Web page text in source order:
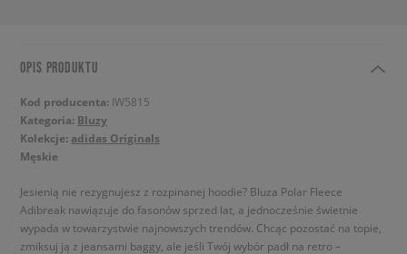
OPIS PRODUKTU
Kod producenta: IW5815
Kategoria: Bluzy
Kolekcje: adidas Originals
Męskie
Jesienią nie rezygnujesz z rozpinanej hoodie? Bluza Polar Fleece
Adibreak nawiązuje do fasonów sprzed lat, a jednocześnie świetnie
wypada w towarzystwie najnowszych trendów. Chcąc pozostać na topie,
zmiksuj ją z jeansami baggy, ale jeśli Twój wybór padł na retro –